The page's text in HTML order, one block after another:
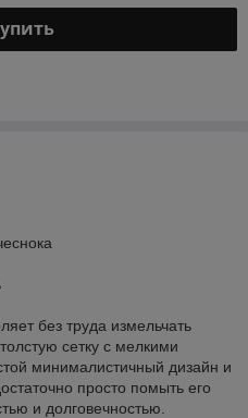
без труда измельчать
сетку с мелкими
минималистичный дизайн и
просто помыть его
и долговечностью.